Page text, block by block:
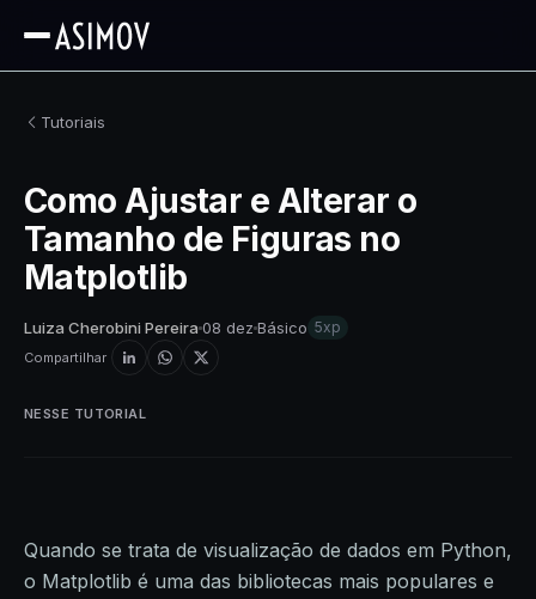
Tutoriais
Como Ajustar e Alterar o
Tamanho de Figuras no
Matplotlib
Luiza Cherobini Pereira 08 dez Básico 5xp
Compartilhar
Quando se trata de visualização de dados em Python,
o Matplotlib é uma das bibliotecas mais populares e
NESSE TUTORIAL